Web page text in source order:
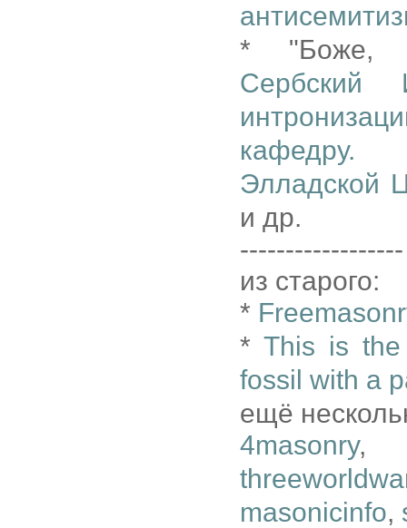
* "Боже,
Сербский
кафедру.
Элладской
и др.
------------------
из старого:
*
*This is
fossil with a
ещё
4masonry
masonicinfo,